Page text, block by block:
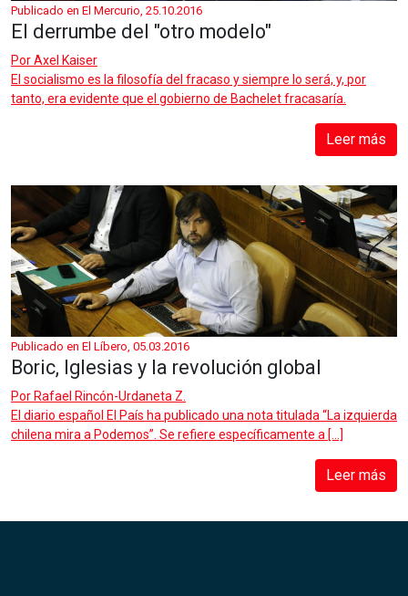
Publicado en El Mercurio, 25.10.2016
El derrumbe del "otro modelo"
PorAxel Kaiser
El socialismo es la filosofía del fracaso y siempre lo será, y, por
tanto, era evidente que el gobierno de Bachelet fracasaría.
Leer más
Publicado en El Líbero, 05.03.2016
Boric, Iglesias y la revolución global
PorRafael Rincón-Urdaneta Z.
El diario español El País ha publicado una nota titulada “La izquierda
chilena mira a Podemos”. Se refiere específicamente a […]
Leer más